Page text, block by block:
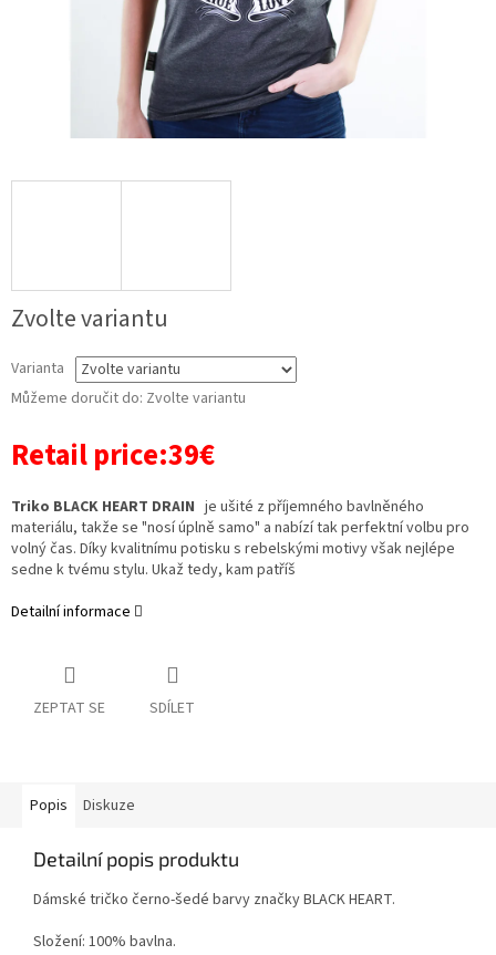
Zvolte variantu
Varianta
Můžeme doručit do: Zvolte variantu
Retail price:39€
Triko BLACK HEART DRAIN je ušité z příjemného bavlněného
materiálu, takže se "nosí úplně samo" a nabízí tak perfektní volbu pro
volný čas. Díky kvalitnímu potisku s rebelskými motivy však nejlépe
sedne k tvému stylu. Ukaž tedy, kam patříš
Detailní informace
ZEPTAT SE SDÍLET
Popis Diskuze
Detailní popis produktu
Dámské tričko černo-šedé barvy značky BLACK HEART.
Složení: 100% bavlna.